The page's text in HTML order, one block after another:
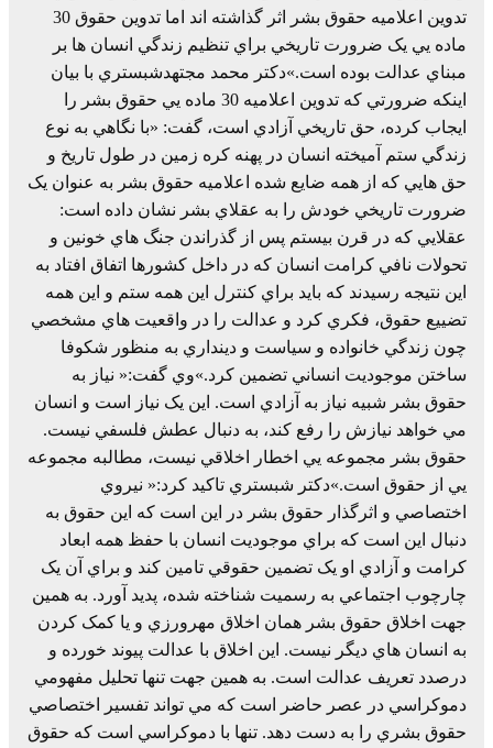
تدوين اعلاميه حقوق بشر اثر گذاشته اند اما تدوين حقوق 30
ماده يي يک ضرورت تاريخي براي تنظيم زندگي انسان ها بر
مبناي عدالت بوده است.»دکتر محمد مجتهدشبستري با بيان
اينکه ضرورتي که تدوين اعلاميه 30 ماده يي حقوق بشر را
ايجاب کرده، حق تاريخي آزادي است، گفت: «با نگاهي به نوع
زندگي ستم آميخته انسان در پهنه کره زمين در طول تاريخ و
حق هايي که از همه ضايع شده اعلاميه حقوق بشر به عنوان يک
ضرورت تاريخي خودش را به عقلاي بشر نشان داده است:
عقلايي که در قرن بيستم پس از گذراندن جنگ هاي خونين و
تحولات نافي کرامت انسان که در داخل کشورها اتفاق افتاد به
اين نتيجه رسيدند که بايد براي کنترل اين همه ستم و اين همه
تضييع حقوق، فکري کرد و عدالت را در واقعيت هاي مشخصي
چون زندگي خانواده و سياست و دينداري به منظور شکوفا
ساختن موجوديت انساني تضمين کرد.»وي گفت:« نياز به
حقوق بشر شبيه نياز به آزادي است. اين يک نياز است و انسان
مي خواهد نيازش را رفع کند، به دنبال عطش فلسفي نيست.
حقوق بشر مجموعه يي اخطار اخلاقي نيست، مطالبه مجموعه
يي از حقوق است.»دکتر شبستري تاکيد کرد:« نيروي
اختصاصي و اثرگذار حقوق بشر در اين است که اين حقوق به
دنبال اين است که براي موجوديت انسان با حفظ همه ابعاد
کرامت و آزادي او يک تضمين حقوقي تامين کند و براي آن يک
چارچوب اجتماعي به رسميت شناخته شده، پديد آورد. به همين
جهت اخلاق حقوق بشر همان اخلاق مهرورزي و يا کمک کردن
به انسان هاي ديگر نيست. اين اخلاق با عدالت پيوند خورده و
درصدد تعريف عدالت است. به همين جهت تنها تحليل مفهومي
دموکراسي در عصر حاضر است که مي تواند تفسير اختصاصي
حقوق بشري را به دست دهد. تنها با دموکراسي است که حقوق